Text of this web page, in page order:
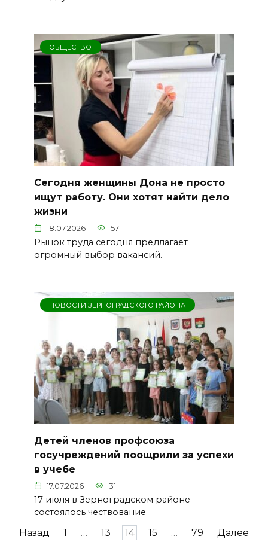
ОБЩЕСТВО
Сегодня женщины Дона не просто
ищут работу. Они хотят найти дело
жизни
18.07.2026 57
Рынок труда сегодня предлагает
огромный выбор вакансий.
НОВОСТИ ЗЕРНОГРАДСКОГО РАЙОНА
Детей членов профсоюза
госучреждений поощрили за успехи
в учебе
17.07.2026 31
17 июля в Зерноградском районе
состоялось чествование
Пагинация
Назад 1 … 13 14 15 … 79 Далее